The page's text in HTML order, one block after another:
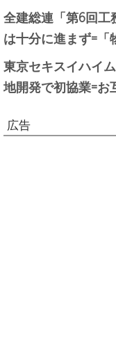
全建総連「第6回
は十分に進まず=
東京セキスイハイ
地開発で初協業=
広告